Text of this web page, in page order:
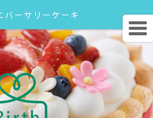
バーサリーケーキ